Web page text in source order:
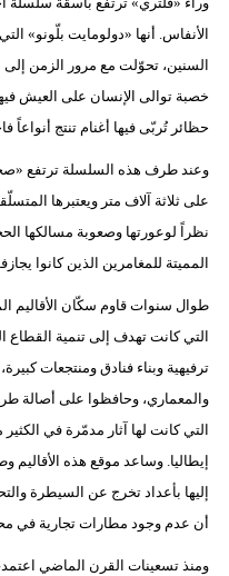
الأنفاس. أنها «دولومايت بلّونو»
السنين، تحوّلت مع مرور الزمن
خصبة توالى الإنسان على العيش
حظائر تُربّى فيها أغنام تنتج أنواعاً
وعند طرف هذه السلسلة ترتفع
على ثلاثة آلاف متر ويعتبرها
نظراً لوعورتها وصعوبة مسالكها
المميتة للمغامرين الذين كانوا
طوال سنوات قاوم سكّان الأقاليم
التي كانت تهدف إلى تنمية القطاع
ترفيهية وبناء فنادق ومنتجعات
والمعماري، وحافظوا على أصالة
التي كانت لها آثار مدمّرة في
إيطاليا. وساعد موقع هذه الأقاليم
إليها بأعداد تخرج عن السيطرة
أن عدم وجود مطارات تجارية في
ومنذ تسعينات القرن الماضي